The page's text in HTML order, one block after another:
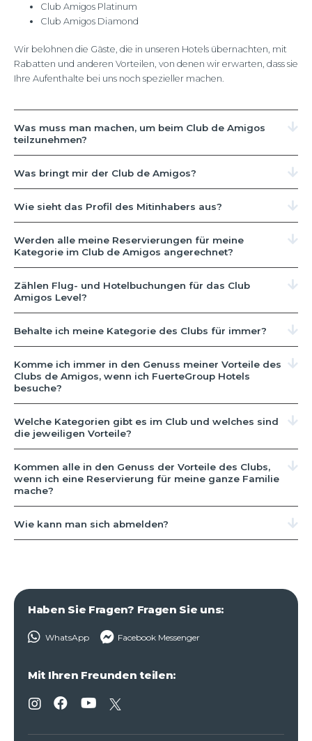
Club Amigos Platinum
Club Amigos Diamond
Wir belohnen die Gäste, die in unseren Hotels übernachten, mit
Rabatten und anderen Vorteilen, von denen wir erwarten, dass sie
Ihre Aufenthalte bei uns noch spezieller machen.
Was muss man machen, um beim Club de Amigos
teilzunehmen?
Was bringt mir der Club de Amigos?
Wie sieht das Profil des Mitinhabers aus?
Werden alle meine Reservierungen für meine
Kategorie im Club de Amigos angerechnet?
Zählen Flug- und Hotelbuchungen für das Club
Amigos Level?
Behalte ich meine Kategorie des Clubs für immer?
Komme ich immer in den Genuss meiner Vorteile des
Clubs de Amigos, wenn ich FuerteGroup Hotels
besuche?
Welche Kategorien gibt es im Club und welches sind
die jeweiligen Vorteile?
Kommen alle in den Genuss der Vorteile des Clubs,
wenn ich eine Reservierung für meine ganze Familie
mache?
Wie kann man sich abmelden?
Haben Sie Fragen? Fragen Sie uns:
WhatsApp Facebook Messenger
Mit Ihren Freunden teilen: